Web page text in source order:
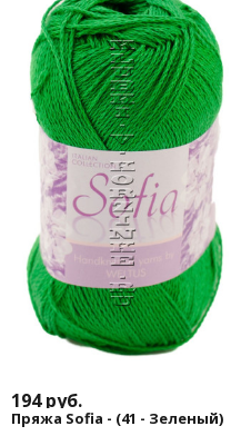
194 руб.
Пряжа Sofia - (41 - Зеленый)